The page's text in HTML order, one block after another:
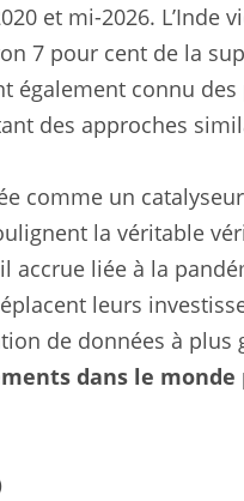
et mi-2026. L’Inde
7 pour cent de la
également connu
des approches
comme un
la véritable
liée à la
leurs
de données à plus
dans le